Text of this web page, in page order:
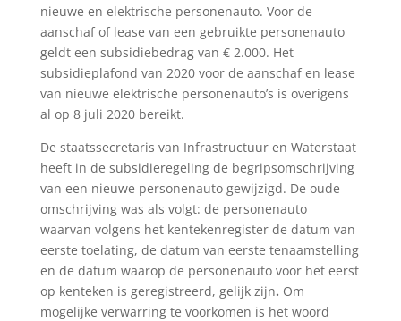
nieuwe en elektrische personenauto. Voor de
aanschaf of lease van een gebruikte personenauto
geldt een subsidiebedrag van € 2.000. Het
subsidieplafond van 2020 voor de aanschaf en lease
van nieuwe elektrische personenauto’s is overigens
al op 8 juli 2020 bereikt.
De staatssecretaris van Infrastructuur en Waterstaat
heeft in de subsidieregeling de begripsomschrijving
van een nieuwe personenauto gewijzigd. De oude
omschrijving was als volgt: de personenauto
waarvan volgens het kentekenregister de datum van
eerste toelating, de datum van eerste tenaamstelling
en de datum waarop de personenauto voor het eerst
op kenteken is geregistreerd, gelijk zijn. Om
mogelijke verwarring te voorkomen is het woord